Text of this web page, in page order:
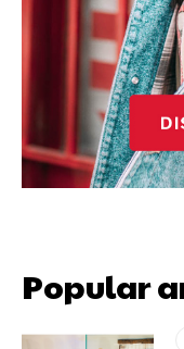
Popular